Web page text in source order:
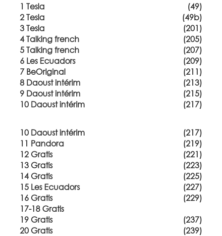
1 Tesla
(49)
2 Tesla
(49b)
3 Tesla
(201)
4 Talking french
(205)
5 Talking french
(207)
6 Les Ecuadors
(209)
7 BeOriginal
(211)
8 Daoust intérim
(213)
9 Daoust intérim
(215)
10 Daoust intérim
(217)
10 Daoust intérim
(217)
11 Pandora
(219)
12 Gratis
(221)
13 Gratis
(223)
14 Gratis
(225)
15 Les Ecuadors
(227)
16 Gratis
(229)
17-18 Gratis
19 Gratis
(237)
20 Gratis
(239)